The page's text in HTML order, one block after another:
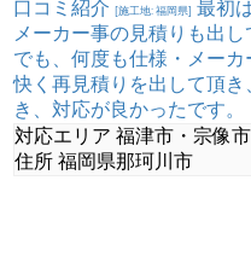
口コミ紹介 [施工地: 福岡県]
最初
メーカー事の見積りも出
でも、何度も仕様・メーカ
快く再見積りを出して頂
き、対応が良かったです。
対応エリア 福津市・宗像
住所 福岡県那珂川市